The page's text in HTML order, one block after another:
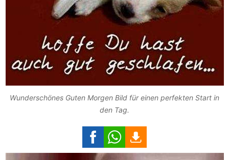
Wunderschönes Guten Morgen Bild für einen perfekten Start in
den Tag.